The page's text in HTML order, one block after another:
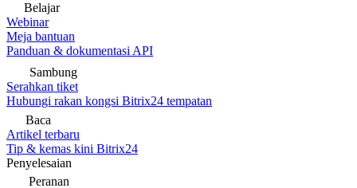
Belajar
Webinar
Meja bantuan
Panduan & dokumentasi API
Sambung
Serahkan tiket
Hubungi rakan kongsi Bitrix24 tempatan
Baca
Artikel terbaru
Tip & kemas kini Bitrix24
Penyelesaian
Peranan